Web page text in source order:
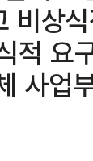
비상
적 요
사업